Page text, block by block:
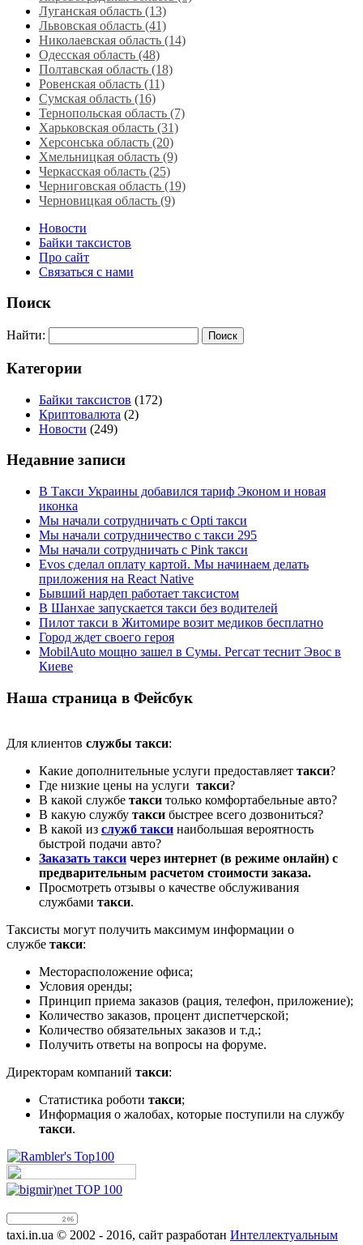
Луганская область‎ (13)
Львовская область‎ (41)
Николаевская область‎ (14)
Одесская область‎ (48)
Полтавская область (18)
Ровенская область‎ (11)
Сумская область‎ (16)
Тернопольская область‎ (7)
Харьковская область‎ (31)
Херсонська область‎ (20)
Хмельницкая область‎ (9)
Черкасская область‎ (25)
Черниговская область (19)
Черновицкая область (9)
Новости
Байки таксистов
Про сайт
Связаться с нами
Поиск
Найти:
Категории
Байки таксистов (172)
Криптовалюта (2)
Новости (249)
Недавние записи
В Такси Украины добавился тариф Эконом и новая
иконка
Мы начали сотрудничать с Opti такси
Мы начали сотрудничество с такси 295
Мы начали сотрудничать с Pink такси
Evos сделал оплату картой. Мы начинаем делать
приложения на React Native
Бывший нардеп работает таксистом
В Шанхае запускается такси без водителей
Пилот такси в Житомире возит медиков бесплатно
Город ждет своего героя
MobilAuto мощно зашел в Сумы. Регсат теснит Эвос в
Киеве
Наша страница в Фейсбук
Для клиентов службы такси:
Какие дополнительные услуги предоставляет такси?
Где низкие цены на услуги такси?
В какой службе такси только комфортабельные авто?
В какую службу такси быстрее всего дозвониться?
В какой из служб такси наибольшая вероятность
быстрой подачи авто?
Заказать такси через интернет (в режиме онлайн) с
предварительным расчетом стоимости заказа.
Просмотреть отзывы о качестве обслуживания
службами такси.
Таксисты могут получить максимум информации о
службе такси:
Месторасположение офиса;
Условия оренды;
Принцип приема заказов (рация, телефон, приложение);
Количество заказов, процент диспетчерской;
Количество обязательных заказов и т.д.;
Получить ответы на вопросы на форуме.
Директорам компаний такси:
Статистика роботи такси;
Информация о жалобах, которые поступили на службу
такси.
taxi.in.ua © 2002 - 2016, сайт разработан Интеллектуальным